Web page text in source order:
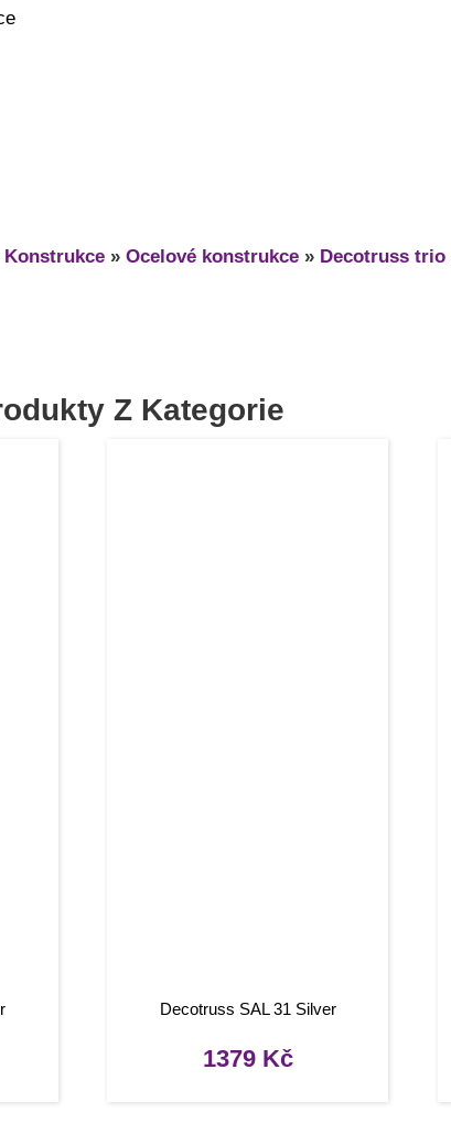
Konstrukce » Ocelové konstrukce » Decotruss trio
Z Kategorie
Decotruss SAL 31 Silver
1379 Kč